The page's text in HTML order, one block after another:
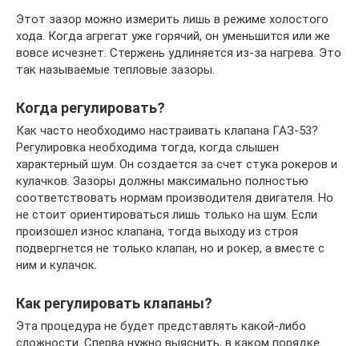
Этот зазор можно измерить лишь в режиме холостого
хода. Когда агрегат уже горячий, он уменьшится или же
вовсе исчезнет. Стержень удлиняется из-за нагрева. Это
так называемые тепловые зазоры.
Когда регулировать?
Как часто необходимо настраивать клапана ГАЗ-53?
Регулировка необходима тогда, когда слышен
характерный шум. Он создается за счет стука рокеров и
кулачков. Зазоры должны максимально полностью
соответствовать нормам производителя двигателя. Но
не стоит ориентироваться лишь только на шум. Если
произошел износ клапана, тогда выходу из строя
подвергнется не только клапан, но и рокер, а вместе с
ним и кулачок.
Как регулировать клапаны?
Эта процедура не будет представлять какой-либо
сложности. Сперва нужно выяснить, в каком порядке